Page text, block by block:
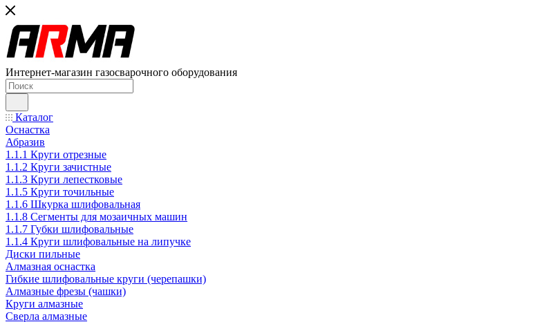
Интернет-магазин газосварочного оборудования
Каталог
Оснастка
Абразив
1.1.1 Круги отрезные
1.1.2 Круги зачистные
1.1.3 Круги лепестковые
1.1.5 Круги точильные
1.1.6 Шкурка шлифовальная
1.1.8 Сегменты для мозаичных машин
1.1.7 Губки шлифовальные
1.1.4 Круги шлифовальные на липучке
Диски пильные
Алмазная оснастка
Гибкие шлифовальные круги (черепашки)
Алмазные фрезы (чашки)
Круги алмазные
Сверла алмазные